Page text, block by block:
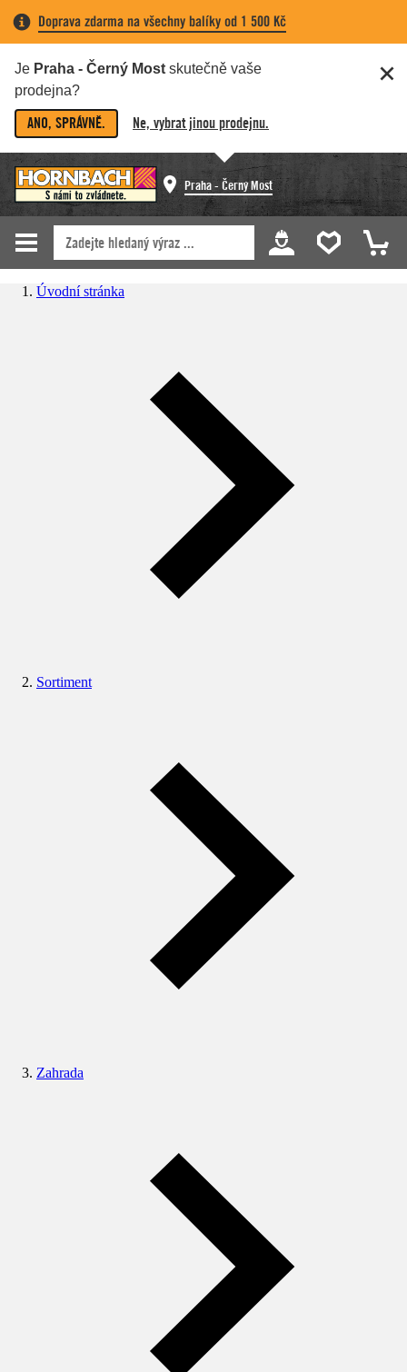
Doprava zdarma na všechny balíky od 1 500 Kč
Je Praha - Černý Most skutečně vaše
prodejna?
ANO, SPRÁVNĚ. Ne, vybrat jinou prodejnu.
Praha - Černý Most
Úvodní stránka
Sortiment
Zahrada